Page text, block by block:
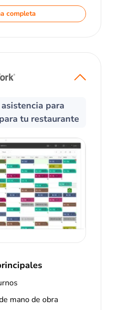
completa
para
tu restaurante
mano de obra